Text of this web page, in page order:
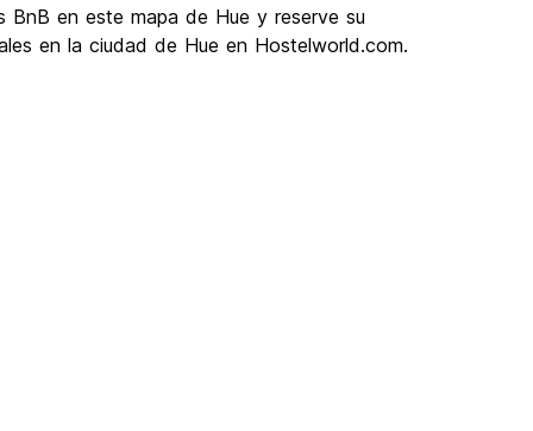
en este mapa de Hue y reserve su
en la ciudad de Hue en Hostelworld.com.